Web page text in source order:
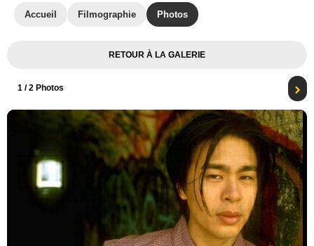
Accueil Filmographie Photos
RETOUR À LA GALERIE
1 / 2 Photos